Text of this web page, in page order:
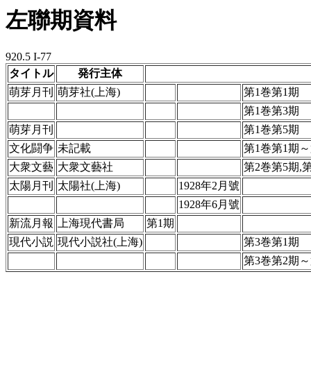
左聯期資料
920.5 I-77
タイトル
発行主体
萌芽月刊 萌芽社(上海)
第1巻第1期
第1巻第3期
萌芽月刊
第1巻第5期
文化闘争 未記載
第1巻第1期
大衆文藝 大衆文藝社
第2巻第5期,
太陽月刊
太陽社(上海)
1928年2月號
1928年6月號
新流月報 上海現代書局
第1期
現代小説 現代小説社(上海)
第3巻第1期
第3巻第2期